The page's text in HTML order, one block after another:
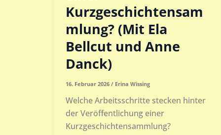
Kurzgeschichtensam
mlung? (Mit Ela
Bellcut und Anne
Danck)
16. Februar 2026 / Erina Wissing
Welche Arbeitsschritte stecken hinter
der Veröffentlichung einer
Kurzgeschichtensammlung?